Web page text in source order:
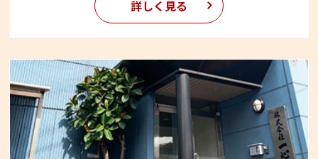
詳しく見る